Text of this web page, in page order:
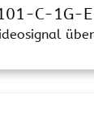
C-1G-